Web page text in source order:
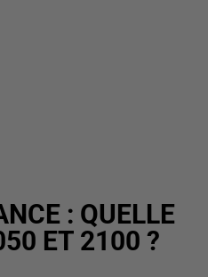
: QUELLE
ET 2100 ?